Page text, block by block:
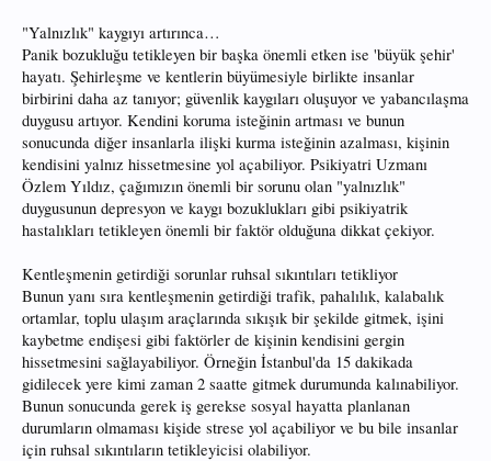
"Yalnızlık" kaygıyı artırınca…
Panik bozukluğu tetikleyen bir başka önemli etken ise 'büyük şehir'
hayatı. Şehirleşme ve kentlerin büyümesiyle birlikte insanlar
birbirini daha az tanıyor; güvenlik kaygıları oluşuyor ve yabancılaşma
duygusu artıyor. Kendini koruma isteğinin artması ve bunun
sonucunda diğer insanlarla ilişki kurma isteğinin azalması, kişinin
kendisini yalnız hissetmesine yol açabiliyor. Psikiyatri Uzmanı
Özlem Yıldız, çağımızın önemli bir sorunu olan "yalnızlık"
duygusunun depresyon ve kaygı bozuklukları gibi psikiyatrik
hastalıkları tetikleyen önemli bir faktör olduğuna dikkat çekiyor.
Kentleşmenin getirdiği sorunlar ruhsal sıkıntıları tetikliyor
Bunun yanı sıra kentleşmenin getirdiği trafik, pahalılık, kalabalık
ortamlar, toplu ulaşım araçlarında sıkışık bir şekilde gitmek, işini
kaybetme endişesi gibi faktörler de kişinin kendisini gergin
hissetmesini sağlayabiliyor. Örneğin İstanbul'da 15 dakikada
gidilecek yere kimi zaman 2 saatte gitmek durumunda kalınabiliyor.
Bunun sonucunda gerek iş gerekse sosyal hayatta planlanan
durumların olmaması kişide strese yol açabiliyor ve bu bile insanlar
için ruhsal sıkıntıların tetikleyicisi olabiliyor.